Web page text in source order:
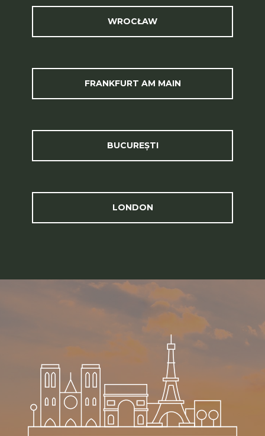
WROCŁAW
FRANKFURT AM MAIN
BUCUREȘTI
LONDON